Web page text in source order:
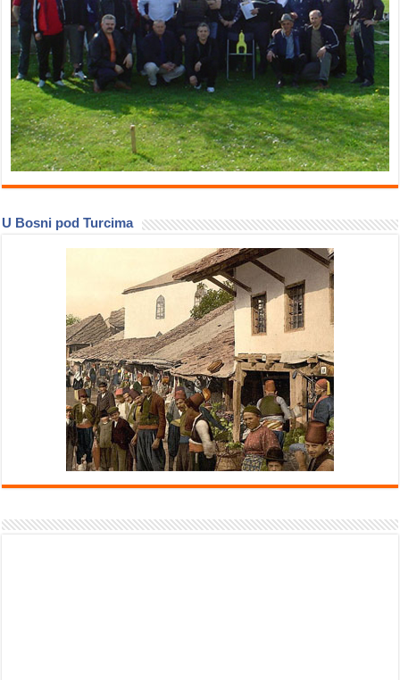
U Bosni pod Turcima